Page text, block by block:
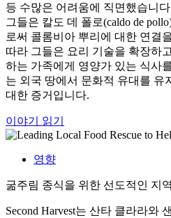
등 수많은 어려움에 직면했습니
그들은 칼도 데 폴로(caldo de
로써 콜롬비아 뿌리에 대한 연결
따라 그들은 요리 기술을 확장하
하는 가족에게 영양가 있는 식사
는 외국 땅에서 문화적 유대를 유
대한 증거입니다.
이야기 읽기
영향
굶주림 종식을 위한 선도적인 지
Second Harvest는 산타 클라라와